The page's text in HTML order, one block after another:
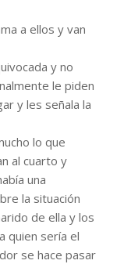
a ellos y van
y no
le piden
y les señala la
lo que
al cuarto y
una
la situación
de ella y los
quien sería el
se hace pasar